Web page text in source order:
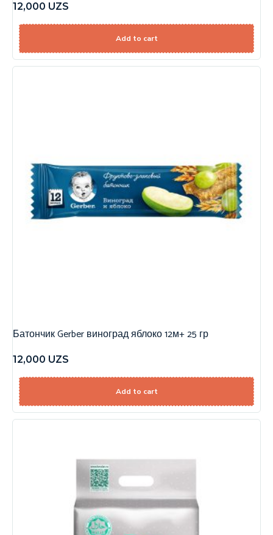
12,000 UZS
Add to cart
Батончик Gerber виноград яблоко 12м+ 25 гр
12,000 UZS
Add to cart